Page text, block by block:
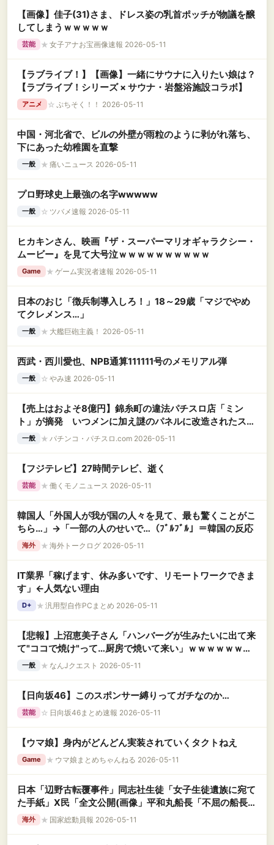
【画像】佳子(31)さま、ドレス姿の乳首ポッチが物議を醸
してしまうｗｗｗｗｗ
芸能 ★ 女子アナお宝画像速報 2026-05-11
【ラブライブ！】【画像】一緒にサウナに入りたい娘は？
【ラブライブ！シリーズ × サウナ・岩盤浴施設コラボ】
アニメ ☆ ぷちそく！！ 2026-05-11
中国・河北省で、ビルの外壁が雨粒のように剥がれ落ち、
下にあった幼稚園を直撃
一般 ★ 痛いニュース 2026-05-11
プロ野球史上最強の名字wwwww
一般 ☆ ツバメ速報 2026-05-11
ヒカキンさん、映画『ザ・スーパーマリオギャラクシー・
ムービー』を見て大号泣ｗｗｗｗｗｗｗｗｗｗ
Game ★ ゲーム実況者速報 2026-05-11
日本のおじ「徴兵制導入しろ！」18～29歳「マジでやめ
てクレメンス…」
一般 ★ 大艦巨砲主義！ 2026-05-11
西武・西川愛也、NPB通算111111号のメモリアル弾
一般 ☆ やみ速 2026-05-11
【売上はおよそ8億円】錦糸町の違法パチスロ店「ミン
ト」が摘発 いつメンに加え謎のパネルに改造されたスー
ミラなどが押収される
一般 ★ パチンコ・パチスロ.com 2026-05-11
【フジテレビ】27時間テレビ、逝く
芸能 ★ 働くモノニュース 2026-05-11
韓国人「外国人が我が国の人々を見て、最も驚くことがこ
ちら…」→「一部の人のせいで…（ﾌﾞﾙﾌﾞﾙ」＝韓国の反応
海外 ★ 海外トークログ 2026-05-11
IT業界「稼げます、休み多いです、リモートワークできま
す」←人気ない理由
D+ ★ 汎用型自作PCまとめ 2026-05-11
【悲報】上沼恵美子さん「ハンバーグが生みたいに出て来
て"ココで焼け"って…厨房で焼いて来い」ｗｗｗｗｗｗｗ
ｗｗｗ
一般 ★ なんJクエスト 2026-05-11
【日向坂46】このスポンサー縛りってガチなのか…
芸能 ☆ 日向坂46まとめ速報 2026-05-11
【ウマ娘】身内がどんどん実装されていくタクトねえ
Game ★ ウマ娘まとめちゃんねる 2026-05-11
日本「辺野古転覆事件」同志社生徒「女子生徒遺族に宛て
た手紙」X民「全文公開(画像」平和丸船長「不屈の船長が
死んじゃった」同志社生徒「笑顔で話していた(告発」→
海外 ★ 国家総動員報 2026-05-11